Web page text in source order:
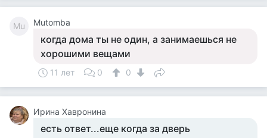
Mu Mutomba
когда дома ты не один, а занимаешься не
хорошими вещами
11 лет 0 0
Ирина Хавронина
есть ответ...еще когда за дверь